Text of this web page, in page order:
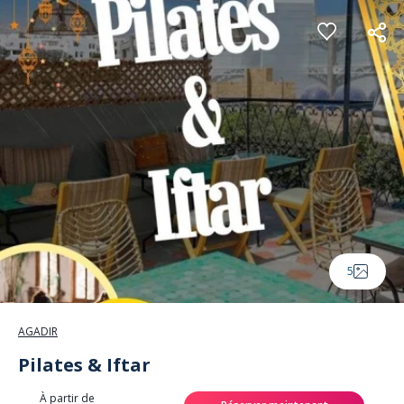
Panneau de gestion des cookies
5
AGADIR
Pilates & Iftar
À partir de